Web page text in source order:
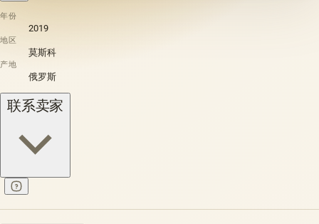
年份
2019
地区
莫斯科
产地
俄罗斯
联系卖家